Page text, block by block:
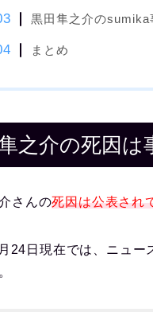
黒田隼之介のsumika
まとめ
之介の死因は
さんの死因は公表され
24日現在では、ニュー